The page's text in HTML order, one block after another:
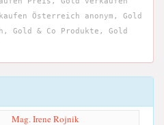
Österreich anonym, Gold
Gold & Co Produkte, Gold
Mag. Irene Rojnik